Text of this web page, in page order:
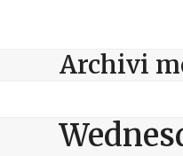
Archivi